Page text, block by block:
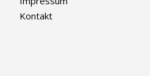
Kontakt